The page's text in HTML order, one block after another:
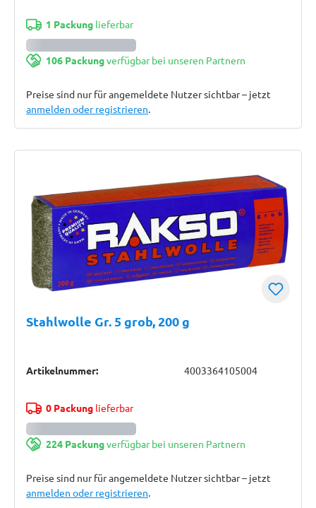
1 Packunglieferbar
106 Packungverfügbar bei unseren Partnern
Preise sind nur für angemeldete Nutzer sichtbar – jetzt
anmelden oder registrieren.
Stahlwolle Gr. 5 grob, 200 g
Artikelnummer: 4003364105004
0 Packunglieferbar
224 Packungverfügbar bei unseren Partnern
Preise sind nur für angemeldete Nutzer sichtbar – jetzt
anmelden oder registrieren.